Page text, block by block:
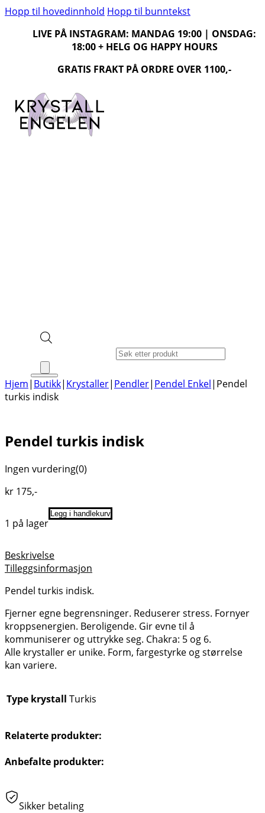
Hopp til hovedinnhold Hopp til bunntekst
LIVE PÅ INSTAGRAM: MANDAG 19:00 | ONSDAG:
18:00 + HELG OG HAPPY HOURS
GRATIS FRAKT PÅ ORDRE OVER 1100,-
Hjem| Butikk| Krystaller| Pendler| Pendel Enkel| Pendel
turkis indisk
Pendel turkis indisk
Ingen vurdering(0)
kr 175,-
1 på lager
Legg i handlekurv
Beskrivelse
Tilleggsinformasjon
Pendel turkis indisk.
Fjerner egne begrensninger. Reduserer stress. Fornyer
kroppsenergien. Beroligende. Gir evne til å
kommuniserer og uttrykke seg. Chakra: 5 og 6.
Alle krystaller er unike. Form, fargestyrke og størrelse
kan variere.
Type krystall Turkis
Relaterte produkter:
Anbefalte produkter:
Sikker betaling